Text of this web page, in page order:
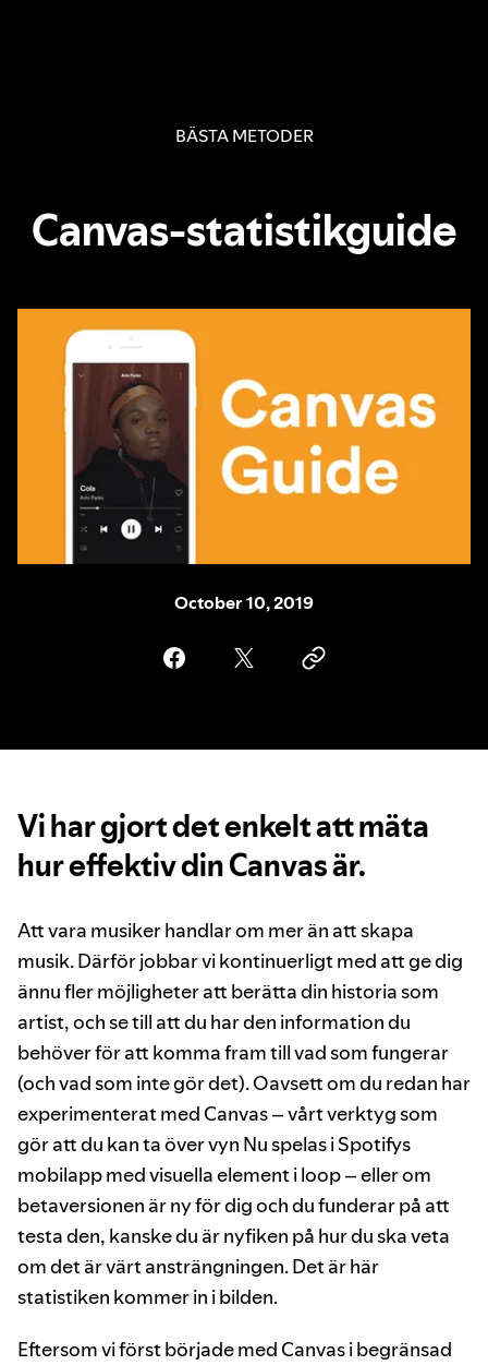
BÄSTA METODER
Canvas-statistikguide
October 10, 2019
Vi har gjort det enkelt att mäta
hur effektiv din Canvas är.
Att vara musiker handlar om mer än att skapa
musik. Därför jobbar vi kontinuerligt med att ge dig
ännu fler möjligheter att berätta din historia som
artist, och se till att du har den information du
behöver för att komma fram till vad som fungerar
(och vad som inte gör det). Oavsett om du redan har
experimenterat med Canvas – vårt verktyg som
gör att du kan ta över vyn Nu spelas i Spotifys
mobilapp med visuella element i loop – eller om
betaversionen är ny för dig och du funderar på att
testa den, kanske du är nyfiken på hur du ska veta
om det är värt ansträngningen. Det är här
statistiken kommer in i bilden.
Eftersom vi först började med Canvas i begränsad